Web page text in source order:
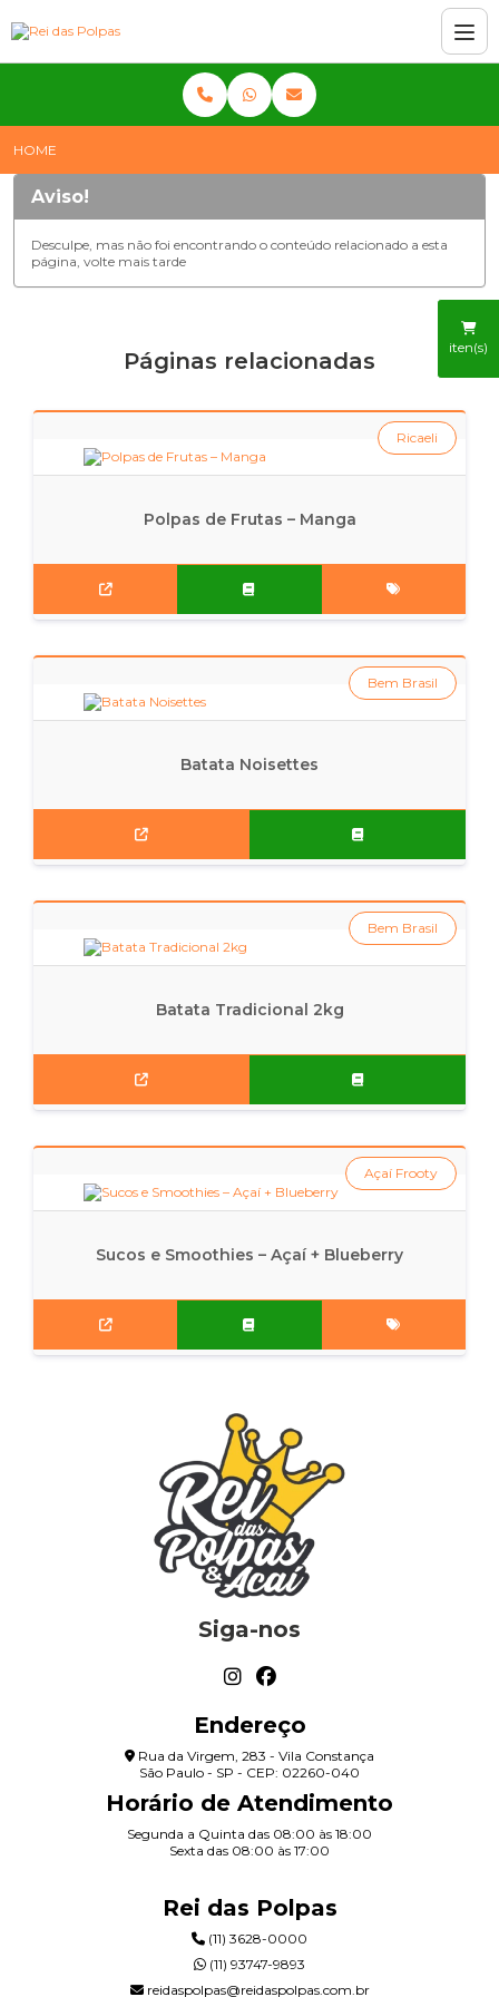
iten(s)
HOME
Aviso!
Desculpe, mas não foi encontrando o conteúdo relacionado a esta
página, volte mais tarde
Páginas relacionadas
Polpas de Frutas – Manga
Ricaeli
Batata Noisettes
Bem Brasil
Batata Tradicional 2kg
Bem Brasil
Sucos e Smoothies – Açaí + Blueberry
Açaí Frooty
Siga-nos
Endereço
Rua da Virgem, 283 - Vila Constança
São Paulo - SP - CEP: 02260-040
Horário de Atendimento
Segunda a Quinta das 08:00 às 18:00
Sexta das 08:00 às 17:00
Rei das Polpas
(11) 3628-0000
(11) 93747-9893
reidaspolpas@reidaspolpas.com.br